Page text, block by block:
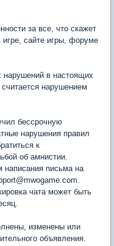
за все, что скажет
игре, сайте игры, форуме
в настоящих
нарушением
бессрочную
нарушения правил
к
об амнистии.
написания письма на
чата может быть
изменены или
объявления.